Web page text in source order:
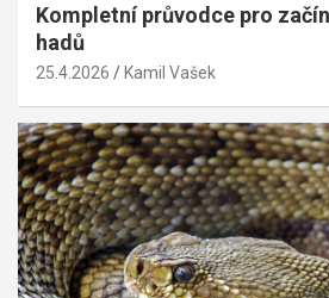
Kompletní průvodce pro
hadů
25.4.2026 Kamil Vašek